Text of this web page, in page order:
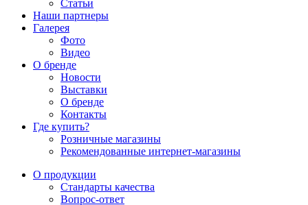
Статьи
Наши партнеры
Галерея
Фото
Видео
О бренде
Новости
Выставки
О бренде
Контакты
Где купить?
Розничные магазины
Рекомендованные интернет-магазины
О продукции
Стандарты качества
Вопрос-ответ